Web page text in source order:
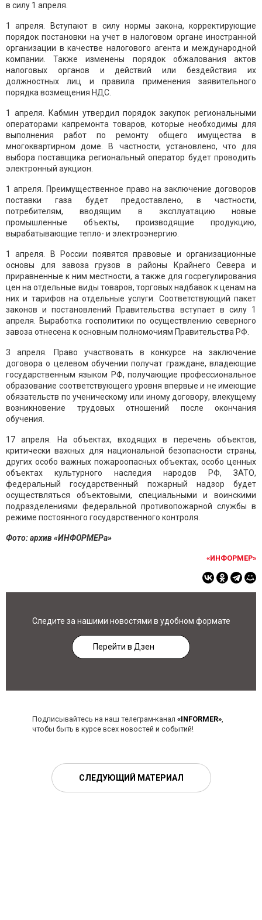
в силу 1 апреля.
1 апреля. Вступают в силу нормы закона, корректирующие
порядок постановки на учет в налоговом органе иностранной
организации в качестве налогового агента и международной
компании. Также изменены порядок обжалования актов
налоговых органов и действий или бездействия их
должностных лиц и правила применения заявительного
порядка возмещения НДС.
1 апреля. Кабмин утвердил порядок закупок региональными
операторами капремонта товаров, которые необходимы для
выполнения работ по ремонту общего имущества в
многоквартирном доме. В частности, установлено, что для
выбора поставщика региональный оператор будет проводить
электронный аукцион.
1 апреля. Преимущественное право на заключение договоров
поставки газа будет предоставлено, в частности,
потребителям, вводящим в эксплуатацию новые
промышленные объекты, производящие продукцию,
вырабатывающие тепло- и электроэнергию.
1 апреля. В России появятся правовые и организационные
основы для завоза грузов в районы Крайнего Севера и
приравненные к ним местности, а также для госрегулирования
цен на отдельные виды товаров, торговых надбавок к ценам на
них и тарифов на отдельные услуги. Соответствующий пакет
законов и постановлений Правительства вступает в силу 1
апреля. Выработка госполитики по осуществлению северного
завоза отнесена к основным полномочиям Правительства РФ.
3 апреля. Право участвовать в конкурсе на заключение
договора о целевом обучении получат граждане, владеющие
государственным языком РФ, получающие профессиональное
образование соответствующего уровня впервые и не имеющие
обязательств по ученическому или иному договору, влекущему
возникновение трудовых отношений после окончания
обучения.
17 апреля. На объектах, входящих в перечень объектов,
критически важных для национальной безопасности страны,
других особо важных пожароопасных объектах, особо ценных
объектах культурного наследия народов РФ, ЗАТО,
федеральный государственный пожарный надзор будет
осуществляться объектовыми, специальными и воинскими
подразделениями федеральной противопожарной службы в
режиме постоянного государственного контроля.
Фото: архив «ИНФОРМЕРа»
«ИНФОРМЕР»
Следите за нашими новостями в удобном формате
Перейти в Дзен
Подписывайтесь на наш телеграм-канал «INFORMER»,
чтобы быть в курсе всех новостей и событий!
СЛЕДУЮЩИЙ МАТЕРИАЛ